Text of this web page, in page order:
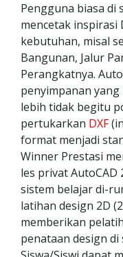
Pengguna biasa di
mencetak inspirasi
kebutuhan, misal
Bangunan, Jalur
Perangkatnya.
penyimpanan
lebih tidak begitu
pertukarkan DXF
format menjadi
Winner Prestasi
les privat AutoCAD
sistem belajar di-
latihan design 2D
memberikan
penataan design